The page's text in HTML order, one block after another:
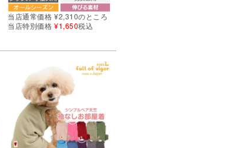
当店通常価格 ¥2,310のところ
当店特別価格 ¥1,650税込